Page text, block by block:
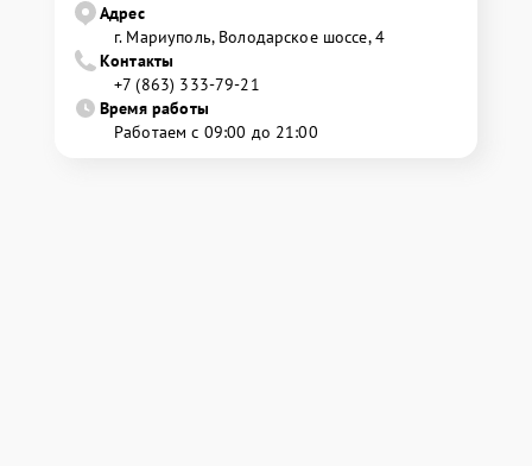
Адрес
г. Мариуполь, Володарское шоссе, 4
Контакты
+7 (863) 333-79-21
Время работы
Работаем с 09:00 до 21:00